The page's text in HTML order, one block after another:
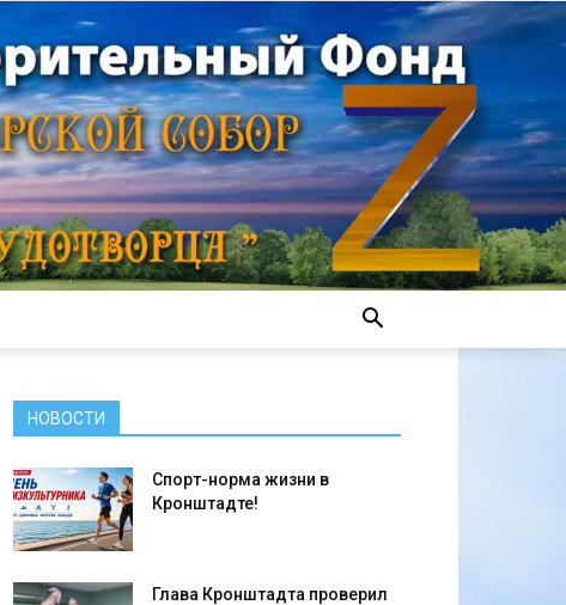
НОВОСТИ
Спорт-норма жизни в
Кронштадте!
Глава Кронштадта проверил